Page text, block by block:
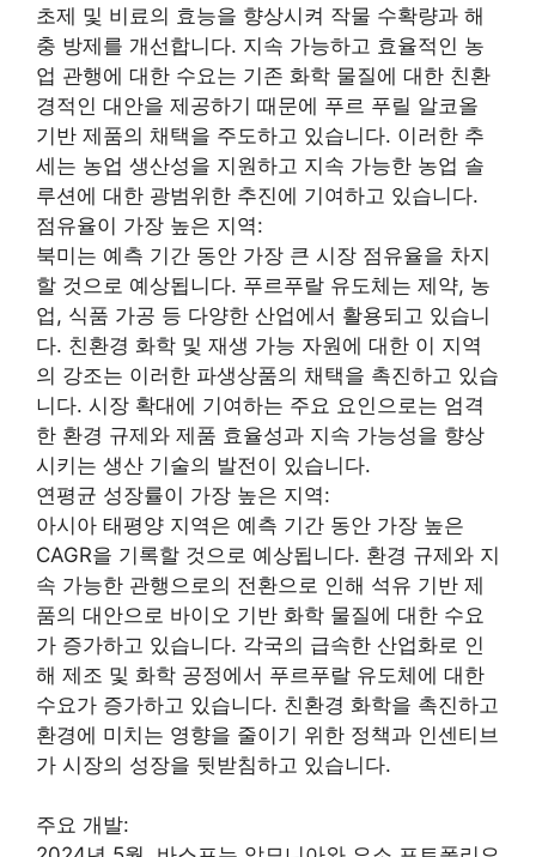
초제 및 비료의 효능을 향상시켜 작물 수확량과 해
충 방제를 개선합니다. 지속 가능하고 효율적인 농
업 관행에 대한 수요는 기존 화학 물질에 대한 친환
경적인 대안을 제공하기 때문에 푸르 푸릴 알코올
기반 제품의 채택을 주도하고 있습니다. 이러한 추
세는 농업 생산성을 지원하고 지속 가능한 농업 솔
루션에 대한 광범위한 추진에 기여하고 있습니다.
점유율이 가장 높은 지역:
북미는 예측 기간 동안 가장 큰 시장 점유율을 차지
할 것으로 예상됩니다. 푸르푸랄 유도체는 제약, 농
업, 식품 가공 등 다양한 산업에서 활용되고 있습니
다. 친환경 화학 및 재생 가능 자원에 대한 이 지역
의 강조는 이러한 파생상품의 채택을 촉진하고 있습
니다. 시장 확대에 기여하는 주요 요인으로는 엄격
한 환경 규제와 제품 효율성과 지속 가능성을 향상
시키는 생산 기술의 발전이 있습니다.
연평균 성장률이 가장 높은 지역:
아시아 태평양 지역은 예측 기간 동안 가장 높은
CAGR을 기록할 것으로 예상됩니다. 환경 규제와 지
속 가능한 관행으로의 전환으로 인해 석유 기반 제
품의 대안으로 바이오 기반 화학 물질에 대한 수요
가 증가하고 있습니다. 각국의 급속한 산업화로 인
해 제조 및 화학 공정에서 푸르푸랄 유도체에 대한
수요가 증가하고 있습니다. 친환경 화학을 촉진하고
환경에 미치는 영향을 줄이기 위한 정책과 인센티브
가 시장의 성장을 뒷받침하고 있습니다.
주요 개발: